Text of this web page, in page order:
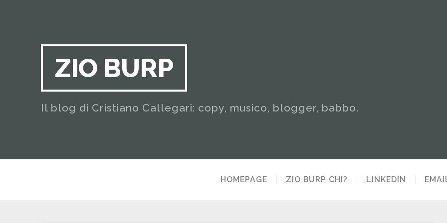
ZIO BURP
Il blog di Cristiano Callegari: copy, musico, blogger, babbo.
HOMEPAGE ZIO BURP CHI? LINKEDIN